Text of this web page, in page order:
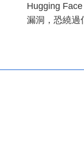
Hugging
漏洞，恐繞過